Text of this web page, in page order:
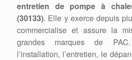
entretien de pompe à
(30133). Elle y exerce depuis
commercialise et assure la
grandes marques de
l’installation, l’entretien, le